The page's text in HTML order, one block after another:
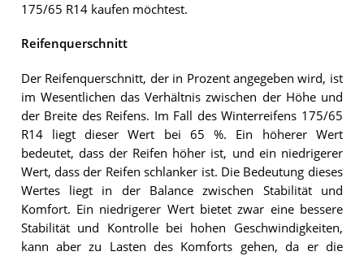
175/65 R14 kaufen möchtest.
Reifenquerschnitt
Der Reifenquerschnitt, der in Prozent angegeben wird, ist
im Wesentlichen das Verhältnis zwischen der Höhe und
der Breite des Reifens. Im Fall des Winterreifens 175/65
R14 liegt dieser Wert bei 65 %. Ein höherer Wert
bedeutet, dass der Reifen höher ist, und ein niedrigerer
Wert, dass der Reifen schlanker ist. Die Bedeutung dieses
Wertes liegt in der Balance zwischen Stabilität und
Komfort. Ein niedrigerer Wert bietet zwar eine bessere
Stabilität und Kontrolle bei hohen Geschwindigkeiten,
kann aber zu Lasten des Komforts gehen, da er die